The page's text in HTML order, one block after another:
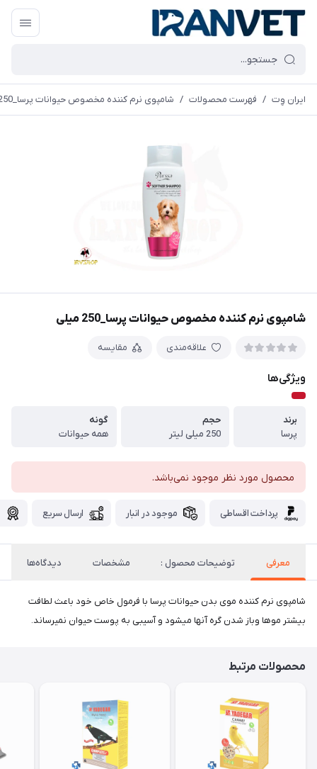
ایران وِت / فهرست محصولات / شامپوی نرم کننده مخصوص حیوانات پرسا_250 میلی
شامپوی نرم کننده مخصوص حیوانات پرسا_250 میلی
علاقه‌مندی مقایسه
ویژگی‌ها
برند
پرسا
حجم
250 میلی لیتر
گونه
همه حیوانات
محصول مورد نظر موجود نمی‌باشد.
پرداخت اقساطی موجود در انبار ارسال سریع
معرفی توضیحات محصول : مشخصات دیدگاه‌ها
شامپوی نرم کننده موی بدن حیوانات پرسا با فرمول خاص خود باعث لطافت
بیشتر موها وباز شدن گره آنها میشود و آسیبی به پوست حیوان نمیرساند.
محصولات مرتبط